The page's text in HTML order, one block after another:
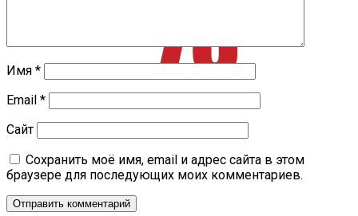
Имя *
Email *
Сайт
Сохранить моё имя, email и адрес сайта в этом
браузере для последующих моих комментариев.